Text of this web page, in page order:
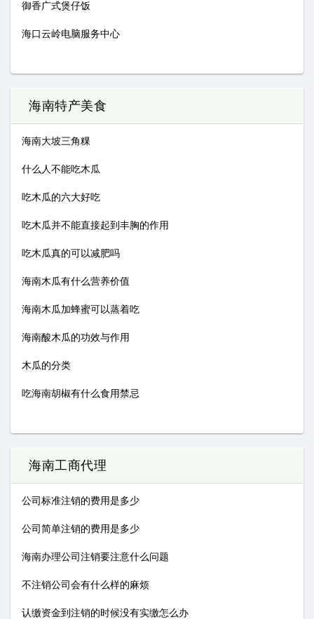
御香广式煲仔饭
海口云岭电脑服务中心
海南特产美食
海南大坡三角粿
什么人不能吃木瓜
吃木瓜的六大好吃
吃木瓜并不能直接起到丰胸的作用
吃木瓜真的可以减肥吗
海南木瓜有什么营养价值
海南木瓜加蜂蜜可以蒸着吃
海南酸木瓜的功效与作用
木瓜的分类
吃海南胡椒有什么食用禁忌
海南工商代理
公司标准注销的费用是多少
公司简单注销的费用是多少
海南办理公司注销要注意什么问题
不注销公司会有什么样的麻烦
认缴资金到注销的时候没有实缴怎么办